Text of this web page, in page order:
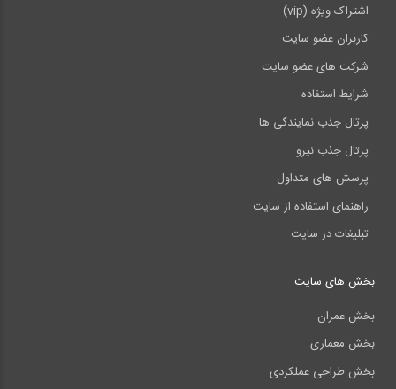
اشتراک ویژه (vip)
کاربران عضو سایت
شرکت های عضو سایت
شرایط استفاده
پرتال جذب نمایندگی ها
پرتال جذب نیرو
پرسش های متداول
راهنمای استفاده از سایت
تبلیغات در سایت
بخش های سایت
بخش عمران
بخش معماری
بخش طراحی عملکردی